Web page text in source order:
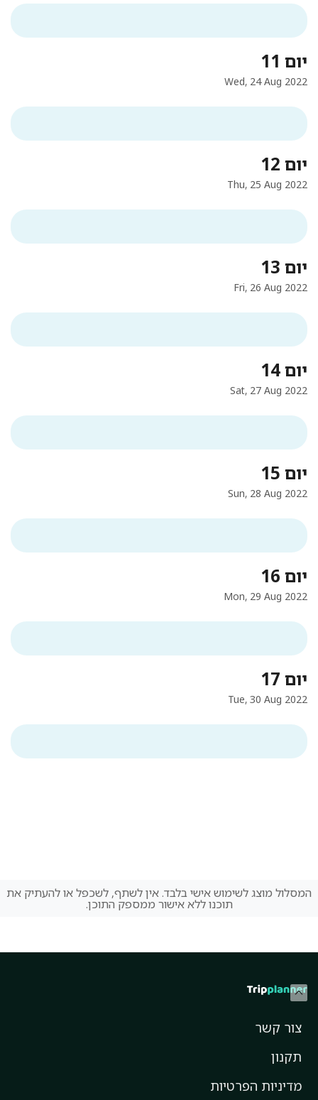
יום 11
Wed, 24 Aug 2022
יום 12
Thu, 25 Aug 2022
יום 13
Fri, 26 Aug 2022
יום 14
Sat, 27 Aug 2022
יום 15
Sun, 28 Aug 2022
יום 16
Mon, 29 Aug 2022
יום 17
Tue, 30 Aug 2022
המסלול מוצג לשימוש אישי בלבד. אין לשתף, לשכפל או להעתיק את
תוכנו ללא אישור ממספק התוכן.
צור קשר
תקנון
מדיניות הפרטיות